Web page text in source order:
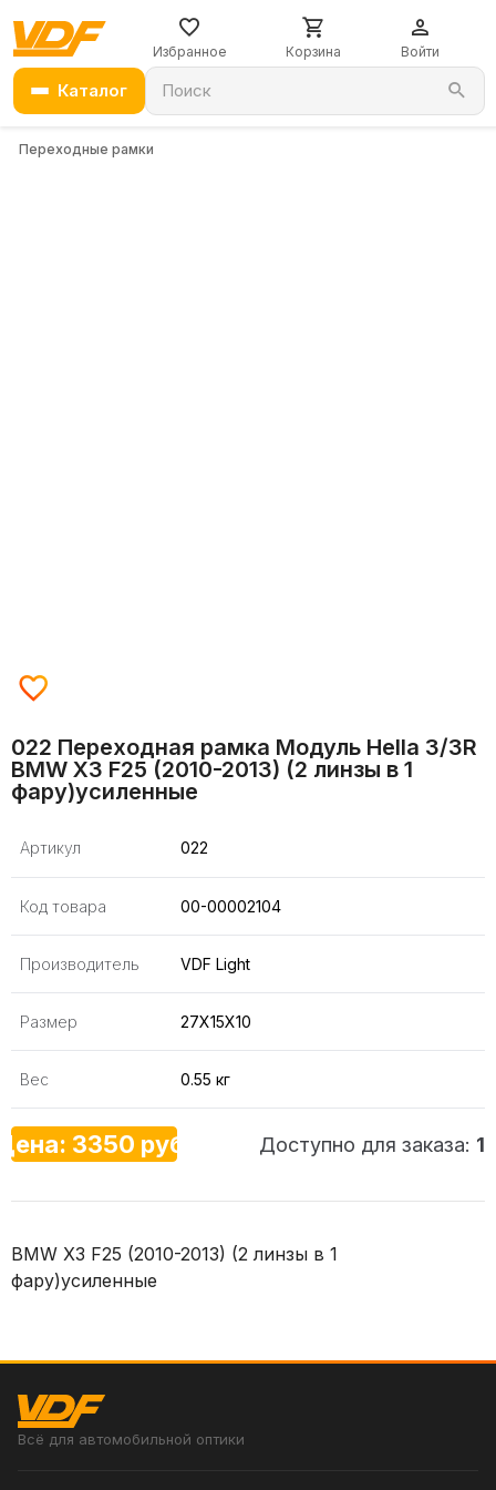
Избранное Корзина Войти
Каталог Поиск
Переходные рамки
022 Переходная рамка Модуль Hella 3/3R
BMW X3 F25 (2010-2013) (2 линзы в 1
фару)усиленные
Артикул 022
Код товара 00-00002104
Производитель VDF Light
Размер 27X15X10
Вес 0.55 кг
3350 руб. Доступно для заказа: 1
BMW X3 F25 (2010-2013) (2 линзы в 1
фару)усиленные
Всё для автомобильной оптики